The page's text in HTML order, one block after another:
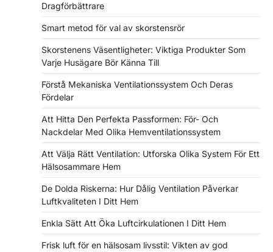
Dragförbättrare
Smart metod för val av skorstensrör
Skorstenens Väsentligheter: Viktiga Produkter Som
Varje Husägare Bör Känna Till
Förstå Mekaniska Ventilationssystem Och Deras
Fördelar
Att Hitta Den Perfekta Passformen: För- Och
Nackdelar Med Olika Hemventilationssystem
Att Välja Rätt Ventilation: Utforska Olika System För Ett
Hälsosammare Hem
De Dolda Riskerna: Hur Dålig Ventilation Påverkar
Luftkvaliteten I Ditt Hem
Enkla Sätt Att Öka Luftcirkulationen I Ditt Hem
Frisk luft för en hälsosam livsstil: Vikten av god